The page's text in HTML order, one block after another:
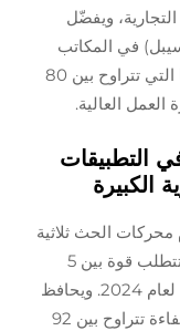
التجارية، ويفضّل
لكونها تعمل بهدوء أكبر (<55 ديسيبل) في المكاتب
والمساحات التجارية. ومع ذلك، فإن كفاءتها التي تتراوح بين 80
التطبيقات
الكبيرة
محركات الحث ثلاثية
الطور إلى 91% من الأنظمة الصناعية التي تتطلب قوة بين 5
و500 حصان، وفقًا لتقرير كفاءة المحركات لعام 2024. ويحافظ
مجالها المغناطيسي الدوار المتوازن على كفاءة تتراوح بين 92